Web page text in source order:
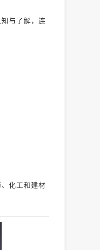
与了解，连
化工和建材